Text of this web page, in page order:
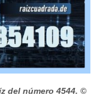
del número 4544. ©